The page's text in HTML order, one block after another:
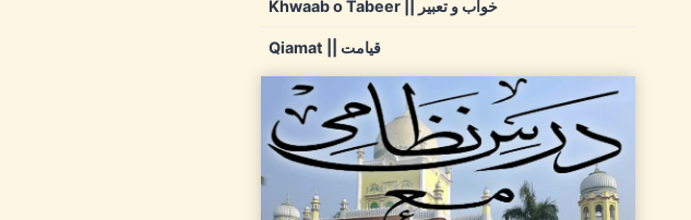
Khwaab o Tabeer || خواب و تعبیر
Qiamat || قیامت